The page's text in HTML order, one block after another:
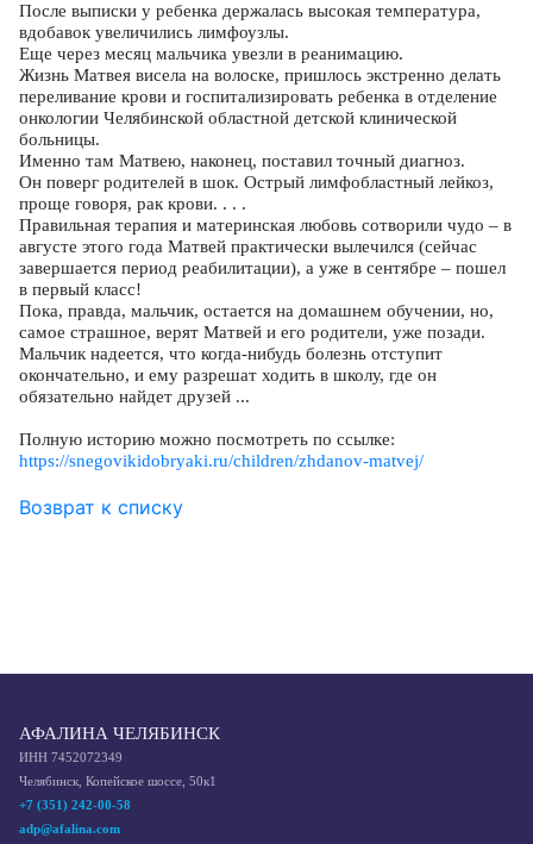
После выписки у ребенка держалась высокая температура,
вдобавок увеличились лимфоузлы.
Еще через месяц мальчика увезли в реанимацию.
Жизнь Матвея висела на волоске, пришлось экстренно делать
переливание крови и госпитализировать ребенка в отделение
онкологии Челябинской областной детской клинической
больницы.
Именно там Матвею, наконец, поставил точный диагноз.
Он поверг родителей в шок. Острый лимфобластный лейкоз,
проще говоря, рак крови. . . .
Правильная терапия и материнская любовь сотворили чудо – в
августе этого года Матвей практически вылечился (сейчас
завершается период реабилитации), а уже в сентябре – пошел
в первый класс!
Пока, правда, мальчик, остается на домашнем обучении, но,
самое страшное, верят Матвей и его родители, уже позади.
Мальчик надеется, что когда-нибудь болезнь отступит
окончательно, и ему разрешат ходить в школу, где он
обязательно найдет друзей ...
Полную историю можно посмотреть по ссылке:
https://snegovikidobryaki.ru/children/zhdanov-matvej/
Возврат к списку
АФАЛИНА ЧЕЛЯБИНСК
ИНН 7452072349
Челябинск, Копейское шоссе, 50к1
+7 (351) 242-00-58
adp@afalina.com